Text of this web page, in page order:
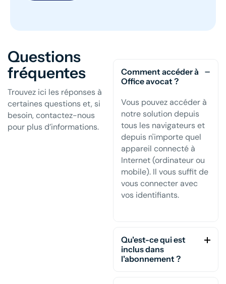
Questions
fréquentes
Trouvez ici les réponses à
certainesquestions et, si
besoin, contactez-nous
pour plus d’informations.
Comment accéder à
Office avocat ?
Vous pouvez accéder à
notre solution depuis
tous les navigateurs et
depuis n'importe quel
appareil connecté à
Internet (ordinateur ou
mobile). Il vous suffit de
vous connecter avec
vos identifiants.
Qu'est-ce qui est
inclus dans
l'abonnement ?